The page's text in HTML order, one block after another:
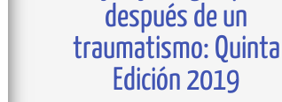
después de un
traumatismo: Quinta
Edición 2019